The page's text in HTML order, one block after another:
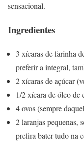
sensacional.
Ingredientes
3 xícaras de farinha
preferir a integral,
2 xícaras de açúcar
1/2 xícara de óleo de
4 ovos (sempre
2 laranjas pequenas,
prefira bater tudo na